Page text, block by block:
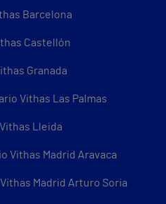
Barcelona
Castellón
Granada
Vithas Las Palmas
Lleida
Vithas Madrid Aravaca
Madrid Arturo Soria